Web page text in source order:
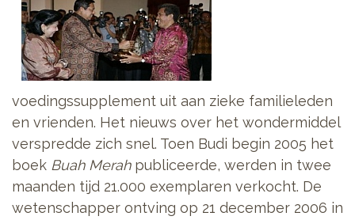
voedingssupplement uit aan zieke familieleden
en vrienden. Het nieuws over het wondermiddel
verspredde zich snel. Toen Budi begin 2005 het
boek Buah Merahpubliceerde, werden in twee
maanden tijd 21.000 exemplaren verkocht. De
wetenschapper ontving op 21 december 2006 in